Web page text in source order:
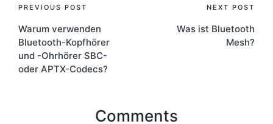
Post
navigation
PREVIOUS POST
Warum verwenden
Bluetooth-Kopfhörer
und -Ohrhörer SBC-
oder APTX-Codecs?
NEXT POST
Was ist Bluetooth
Mesh?
Comments